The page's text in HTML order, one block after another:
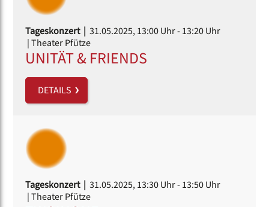
Tageskonzert | 31.05.2025, 13:00 Uhr- 13:20 Uhr
| Theater Pfütze
UNITÄT & FRIENDS
DETAILS
Tageskonzert | 31.05.2025, 13:30 Uhr- 13:50 Uhr
| Theater Pfütze